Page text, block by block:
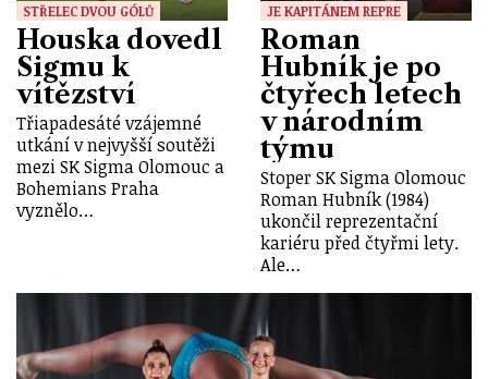
STŘELEC DVOU GÓLŮ
Houska dovedl
Sigmu k
vítězství
Třiapadesáté vzájemné
utkání v nejvyšší soutěži
mezi SK Sigma Olomouc a
Bohemians Praha
vyznělo…
JE KAPITÁNEM REPRE
Roman
Hubník je po
čtyřech letech
v národním
týmu
Stoper SK Sigma Olomouc
Roman Hubník (1984)
ukončil reprezentační
kariéru před čtyřmi lety.
Ale…